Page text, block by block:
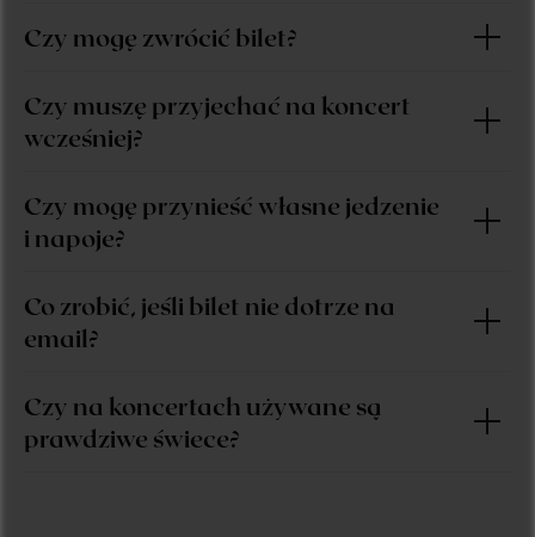
Czy mogę zwrócić bilet?
Czy muszę przyjechać na koncert
wcześniej?
Czy mogę przynieść własne jedzenie
i napoje?
Co zrobić, jeśli bilet nie dotrze na
email?
Czy na koncertach używane są
prawdziwe świece?